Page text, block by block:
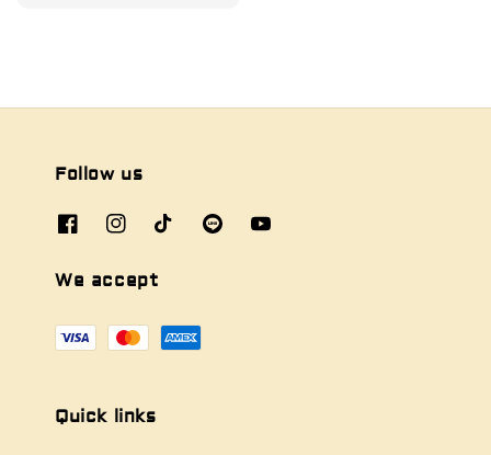
Follow us
We accept
Quick links